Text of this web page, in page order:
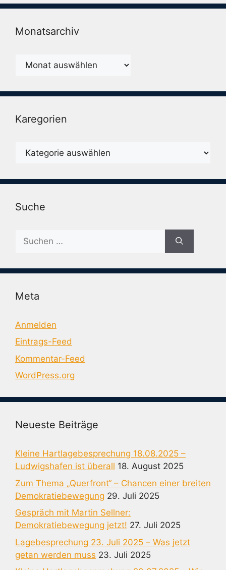
Monatsarchiv
Monatsarchiv
Karegorien
Karegorien
Suche
nach:
Meta
Anmelden
Eintrags-Feed
Kommentar-Feed
WordPress.org
Neueste Beiträge
Kleine Hartlagebesprechung 18.08.2025 –
Ludwigshafen ist überall 18. August 2025
Zum Thema „Querfront“ – Chancen einer breiten
Demokratiebewegung 29. Juli 2025
Gespräch mit Martin Sellner:
Demokratiebewegung jetzt! 27. Juli 2025
Lagebesprechung 23. Juli 2025 – Was jetzt
getan werden muss 23. Juli 2025